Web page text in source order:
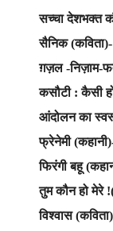
सच्चा देशभक्त
सैनिक
ग़ज़ल -निज़ाम-
कसौटी : कैसी
आंदोलन का
फ्रेनेमी
फिरंगी बहू
तुम कौन हो मेरे
विश्वास